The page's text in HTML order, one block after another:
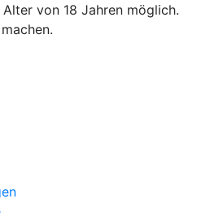
von 18 Jahren möglich.